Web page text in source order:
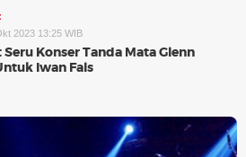
2023 13:25 WIB
Konser Tanda Mata Glenn
Iwan Fals